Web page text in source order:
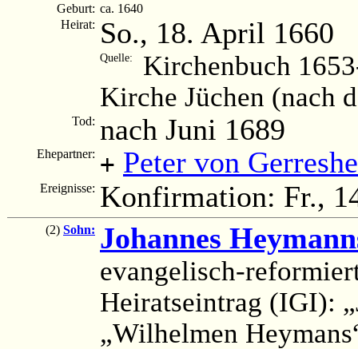
Geburt: ca. 1640
Heirat: So., 18. April 1660
Quelle:
Kirchenbuch
Kirche Jüchen (nach
Tod: nach Juni 1689
Ehepartner: + Peter von
Ereignisse: Konfirmation: Fr.,
(2) Sohn: Johannes
evangelisch-
Heiratseintrag (IGI):
„Wilhelmen